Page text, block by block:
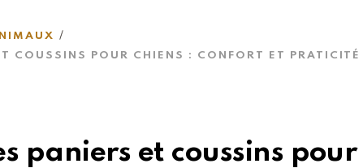
COUSSINS POUR CHIENS : CONFORT ET PRATICITÉ
paniers et coussins pour